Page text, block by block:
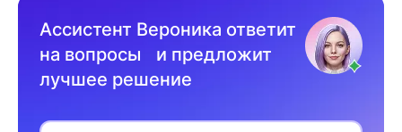
Ассистент Вероника ответит
на вопросы и предложит
лучшее решение